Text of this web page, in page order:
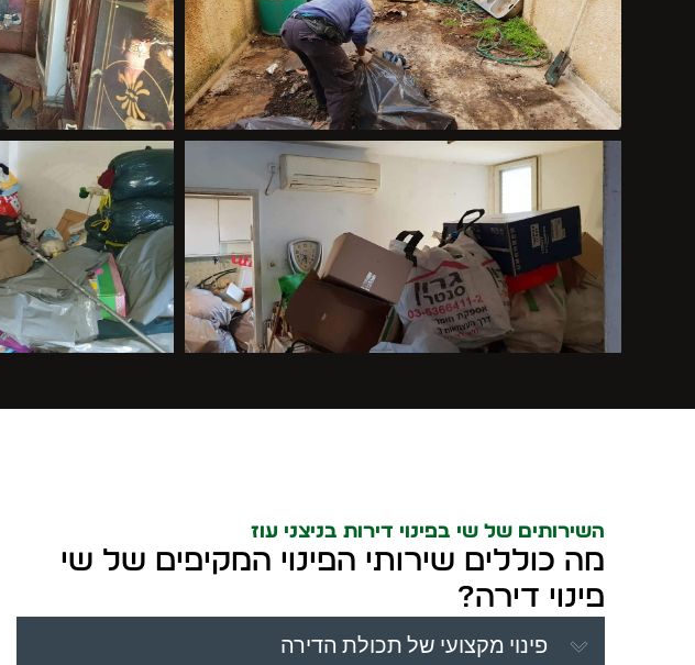
השירותים של שי בפינוי דירות בניצני עוז
מה כוללים שירותי הפינוי המקיפים של שי
פינוי דירה?
פינוי מקצועי של תכולת הדירה